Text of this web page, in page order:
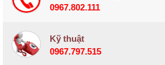
0967.802.111
Kỹ thuật
0967.797.515